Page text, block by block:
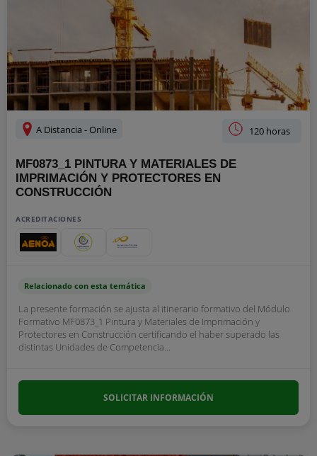
A Distancia - Online 120 horas
MF0873_1 PINTURA Y MATERIALES DE
IMPRIMACIÓN Y PROTECTORES EN
CONSTRUCCIÓN
ACREDITACIONES
Relacionado con esta temática
La presente formación se ajusta al itinerario formativo del Módulo
Formativo MF0873_1 Pintura y Materiales de Imprimación y
Protectores en Construcción certificando el haber superado las
distintas Unidades de Competencia...
SOLICITAR INFORMACIÓN